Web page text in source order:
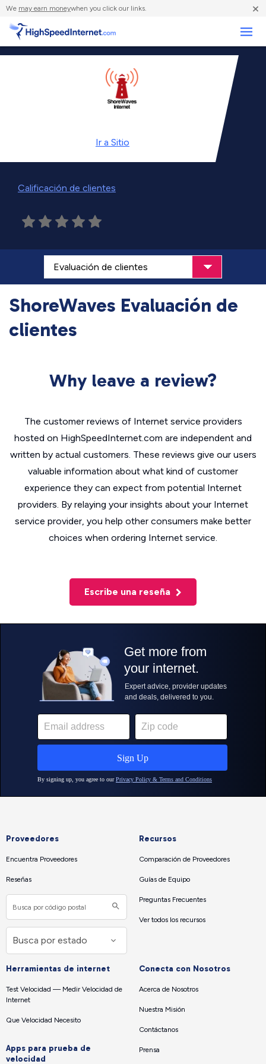
We may earn moneywhen you click our links. ×
Ir a Sitio
Calificación de clientes
ShoreWaves Evaluación de
clientes
Why leave a review?
The customer reviews of Internet service providers
hosted on HighSpeedInternet.com are independent and
written by actual customers. These reviews give our users
valuable information about what kind of customer
experience they can expect from potential Internet
providers. By relaying your insights about your Internet
service provider, you help other consumers make better
choices when ordering Internet service.
Escribe una reseña
Proveedores
Encuentra Proveedores
Reseñas
Recursos
Comparación de Proveedores
Guías de Equipo
Preguntas Frecuentes
Ver todos los recursos
Herramientas de internet
Test Velocidad — Medir Velocidad de
Internet
Que Velocidad Necesito
Apps para prueba de
velocidad
Conecta con Nosotros
Acerca de Nosotros
Nuestra Misión
Contáctanos
Prensa